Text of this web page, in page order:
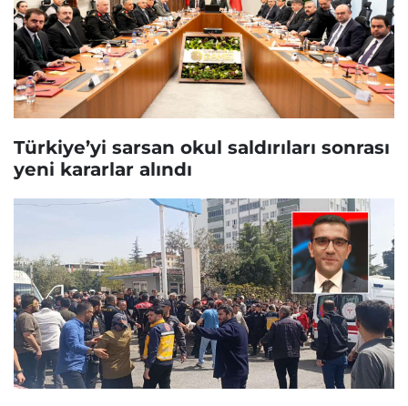
Türkiye’yi sarsan okul saldırıları sonrası
yeni kararlar alındı